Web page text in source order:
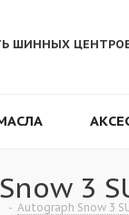
ШИННЫХ
3
- Autograph Snow 3